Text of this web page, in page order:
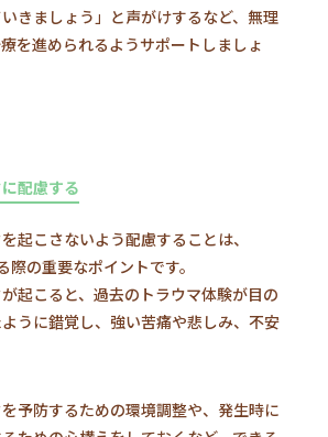
いきましょう」と声がけするなど、無理
を進められるようサポートしましょ
配慮する
起こさないよう配慮することは、
際の重要なポイントです。
起こると、過去のトラウマ体験が目の
うに錯覚し、強い苦痛や悲しみ、不安
予防するための環境調整や、発生時に